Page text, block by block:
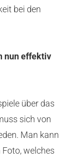
bei den
nun effektiv
über das
sich von
Man kann
welches